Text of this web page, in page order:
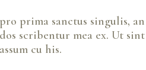
prima sanctus singulis, an
scribentur mea ex. Ut
cu his.